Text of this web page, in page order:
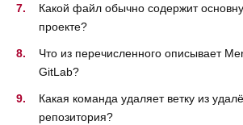
Какой файл обычно содержит
проекте?
Что из перечисленного описывает
GitLab?
Какая команда удаляет ветку из
репозитория?